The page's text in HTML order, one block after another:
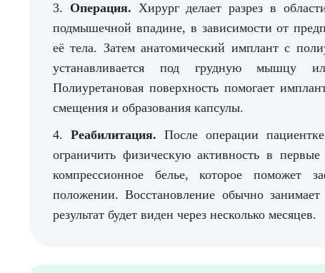
3. Операция. Хирург делает разрез в
подмышечной впадине, в зависимости от
её тела. Затем анатомический имплант с
устанавливается под грудную мышцу
Полиуретановая поверхность помогает
смещения и образования капсулы.
4.Реабилитация. После операции
ограничить физическую активность в
компрессионное белье, которое поможет
положении. Восстановление обычно
результат будет виден через несколько месяцев.